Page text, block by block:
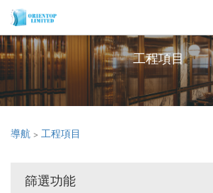
工程項目
導航 > 工程項目
篩選功能